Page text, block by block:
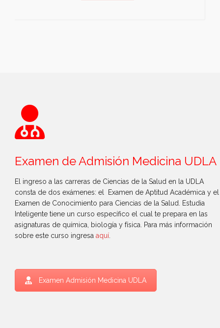
Examen de Admisión Medicina UDLA
El ingreso a las carreras de Ciencias de la Salud en la UDLA
consta de dos exámenes: el Examen de Aptitud Académica y el
Examen de Conocimiento para Ciencias de la Salud. Estudia
Inteligente tiene un curso específico el cual te prepara en las
asignaturas de química, biología y física. Para más información
sobre este curso ingresa aquí
Examen Admisión Medicina UDLA